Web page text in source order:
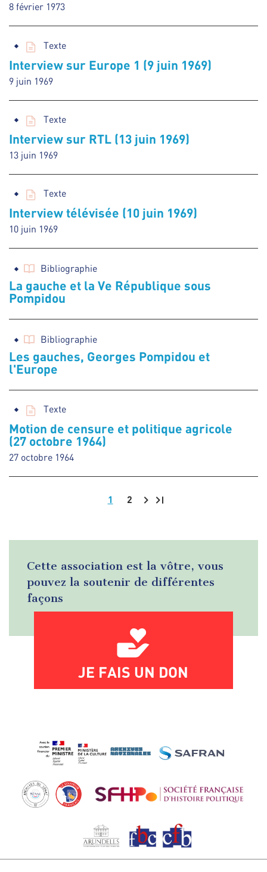
8 février 1973
Texte
Interview sur Europe 1 (9 juin 1969)
9 juin 1969
Texte
Interview sur RTL (13 juin 1969)
13 juin 1969
Texte
Interview télévisée (10 juin 1969)
10 juin 1969
Bibliographie
La gauche et la Ve République sous
Pompidou
Bibliographie
Les gauches, Georges Pompidou et
l'Europe
Texte
Motion de censure et politique agricole
(27 octobre 1964)
27 octobre 1964
1 2
Cette association est la vôtre, vous
pouvez la soutenir de différentes
façons
JE FAIS UN DON